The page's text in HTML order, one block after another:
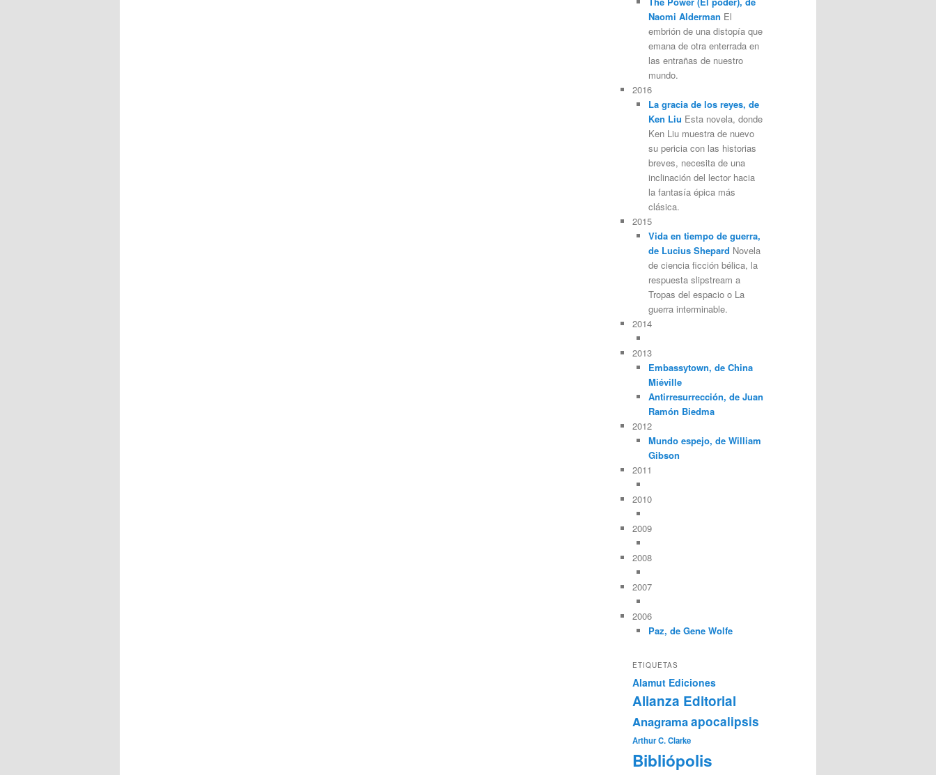
Naomi Alderman El
embrión de una distopía que
emana de otra enterrada en
las entrañas de nuestro
mundo.
2016
La gracia de los reyes, de
Ken Liu Esta novela, donde
Ken Liu muestra de nuevo
su pericia con las historias
breves, necesita de una
inclinación del lector hacia
la fantasía épica más
clásica.
2015
Vida en tiempo de guerra,
de Lucius Shepard Novela
de ciencia ficción bélica, la
respuesta slipstream a
Tropas del espacio o La
guerra interminable.
2014
2013
Embassytown, de China
Miéville
Antirresurrección, de Juan
Ramón Biedma
2012
Mundo espejo, de William
Gibson
2011
2010
2009
2008
2007
2006
Paz, de Gene Wolfe
ETIQUETAS
Alamut Ediciones
Alianza Editorial
Anagramaapocalipsis
Arthur C. Clarke
Bibliópolis